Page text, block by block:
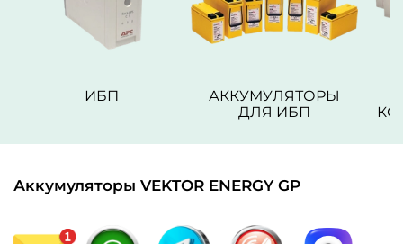
ИБП
АККУМУЛЯТОРЫ
ДЛЯ ИБП
Аккумуляторы VEKTOR ENERGY GP